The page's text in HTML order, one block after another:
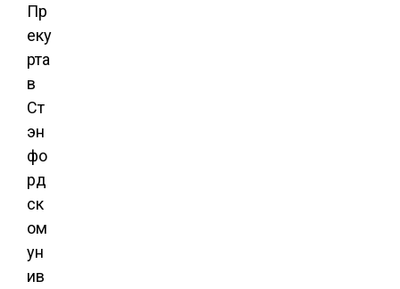
Пр
еку
рта
в
Ст
эн
фо
рд
ск
ом
ун
ив